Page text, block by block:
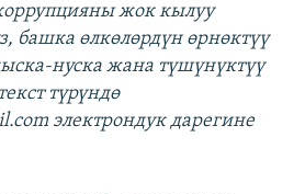
жок кылуу
башка өлкөлөрдүн өрнөктүү
нуска жана түшүнүктүү
түрүндө
​электрондук дарегине